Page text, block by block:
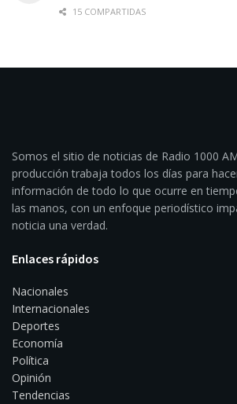
15 COMPARTIDAS
Somos el sitio de noticias de Radio 1000
producción trabaja todos los días para
información de todo lo que ocurre en
las manos, con un enfoque periodístico
noticia una verdad.
Enlaces rápidos
Nacionales
Internacionales
Deportes
Economía
Política
Opinión
Tendencias